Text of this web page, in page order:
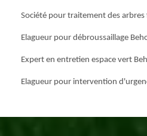
Société pour traitement des
Elagueur pour débroussaillage
Expert en entretien espace vert
Elagueur pour intervention